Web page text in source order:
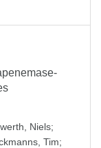
Niels;
Tim;